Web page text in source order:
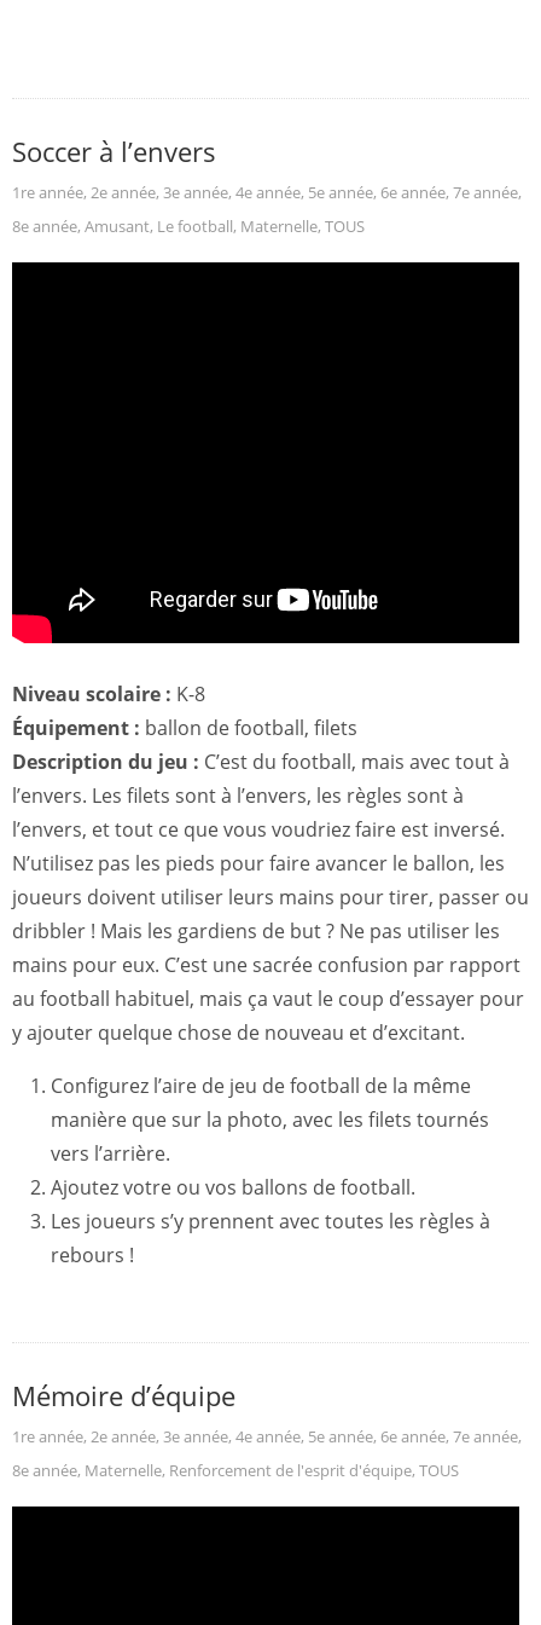
Soccer à l’envers
1re année, 2e année, 3e année, 4e année, 5e année, 6e année, 7e année,
8e année, Amusant, Le football, Maternelle, TOUS
Niveau scolaire : K-8
Équipement : ballon de football, filets
Description du jeu : C’est du football, mais avec tout à
l’envers. Les filets sont à l’envers, les règles sont à
l’envers, et tout ce que vous voudriez faire est inversé.
N’utilisez pas les pieds pour faire avancer le ballon, les
joueurs doivent utiliser leurs mains pour tirer, passer ou
dribbler ! Mais les gardiens de but ? Ne pas utiliser les
mains pour eux. C’est une sacrée confusion par rapport
au football habituel, mais ça vaut le coup d’essayer pour
y ajouter quelque chose de nouveau et d’excitant.
Configurez l’aire de jeu de football de la même
manière que sur la photo, avec les filets tournés
vers l’arrière.
Ajoutez votre ou vos ballons de football.
Les joueurs s’y prennent avec toutes les règles à
rebours !
Mémoire d’équipe
1re année, 2e année, 3e année, 4e année, 5e année, 6e année, 7e année,
8e année, Maternelle, Renforcement de l'esprit d'équipe, TOUS